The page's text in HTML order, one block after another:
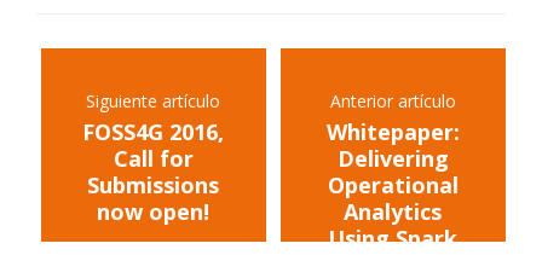
Siguiente artículo
FOSS4G 2016,
Call for
Submissions
now open!
Anterior artículo
Whitepaper:
Delivering
Operational
Analytics
Using Spark